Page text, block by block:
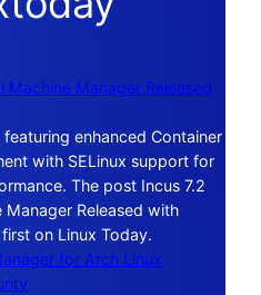
Machine Manager Released
enhanced Container
with SELinux support for
The post Incus 7.2
Manager Released with
on Linux Today.
for Arch Linux